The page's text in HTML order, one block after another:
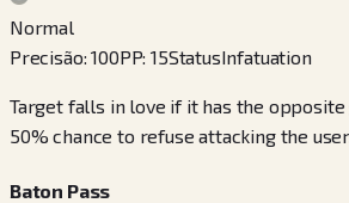
Normal
Precisão:100PP:15StatusInfatuation
Target falls in love if it has the opposite
50% chance to refuse attacking the user.
Baton Pass